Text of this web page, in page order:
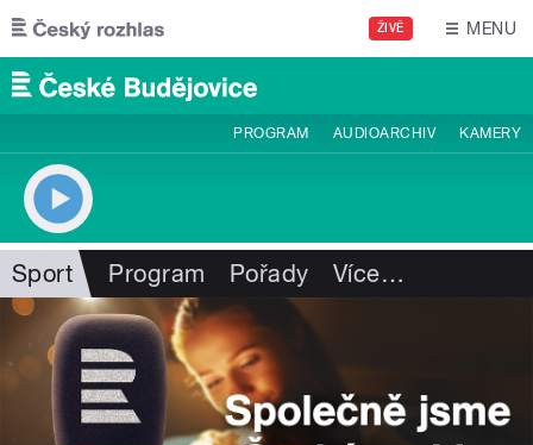
Přejít k hlavnímu obsahu
ŽIVĚ MENU
PROGRAM AUDIOARCHIV KAMERY
Sport Program Pořady Více…